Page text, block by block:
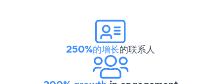
250%的增长的联系人